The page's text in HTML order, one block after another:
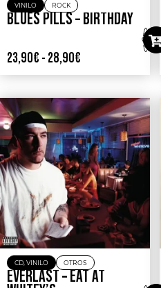
VINILO ROCK
BLUES PILLS – BIRTHDAY
23,90€ - 28,90€
CD, VINILO OTROS
EVERLAST – EAT AT